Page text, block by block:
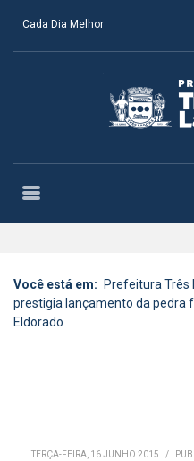
Cada Dia Melhor
Você está em: Prefeitura Três
prestigia lançamento da pedra
Eldorado
TERÇA-FEIRA, 16 JUNHO 2015 /